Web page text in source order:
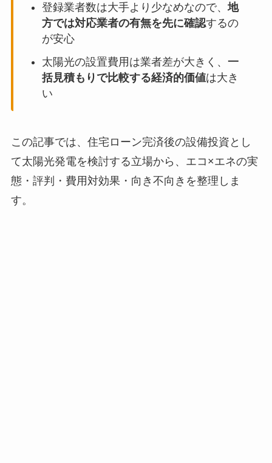
登録業者数は大手より少なめなので、地
方では対応業者の有無を先に確認するの
が安心
太陽光の設置費用は業者差が大きく、 一
括見積もりで比較する経済的価値は大き
い
この記事では、住宅ローン完済後の設備投資とし
て太陽光発電を検討する立場から、エコ×エネの実
態・評判・費用対効果・向き不向きを整理しま
す。